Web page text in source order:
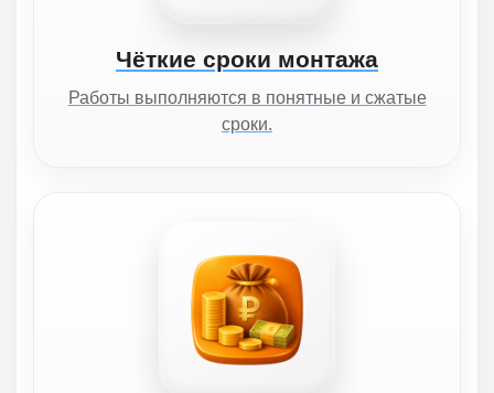
Чёткие сроки монтажа
Работы выполняются в понятные и сжатые
сроки.